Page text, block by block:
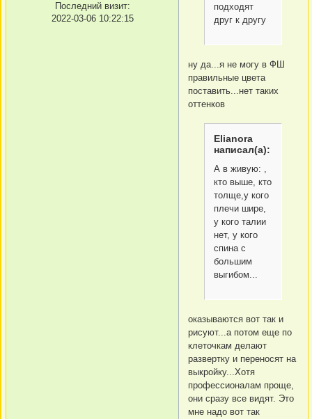
Последний визит:
2022-03-06 10:22:15
подходят
друг к другу
ну да...я не могу в ФШ
правильные цвета
поставить...нет таких
оттенков
Elianora
написал(а):
А в живую: ,
кто выше, кто
толще,у кого
плечи шире,
у кого талии
нет, у кого
спина с
большим
выгибом...
оказываются вот так и
рисуют...а потом еще по
клеточкам делают
развертку и переносят на
выкройку...Хотя
профессионалам проще,
они сразу все видят. Это
мне надо вот так